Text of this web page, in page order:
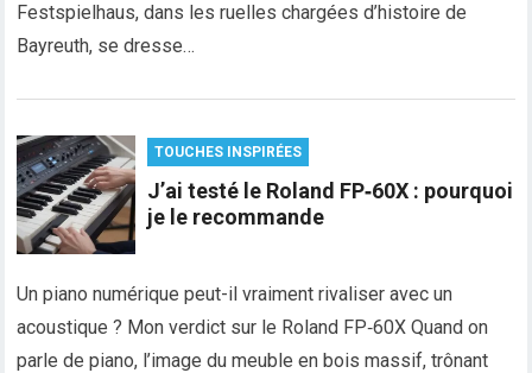
Festspielhaus, dans les ruelles chargées d’histoire de
Bayreuth, se dresse…
TOUCHES INSPIRÉES
J’ai testé le Roland FP‑60X : pourquoi
je le recommande
Un piano numérique peut-il vraiment rivaliser avec un
acoustique ? Mon verdict sur le Roland FP‑60X Quand on
parle de piano, l’image du meuble en bois massif, trônant